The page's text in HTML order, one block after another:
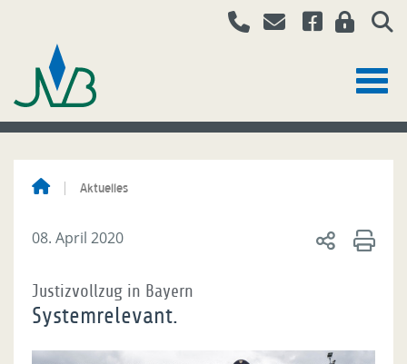
Aktuelles
08. April 2020
Justizvollzug in Bayern
Systemrelevant.